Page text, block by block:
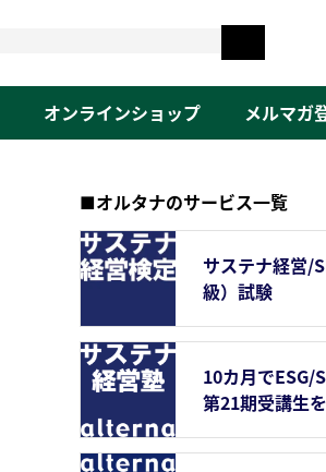
オンラインショップ メルマガ
■オルタナのサービス一覧
サステナ経営/
級）試験
10カ月でESG/
第21期受講生